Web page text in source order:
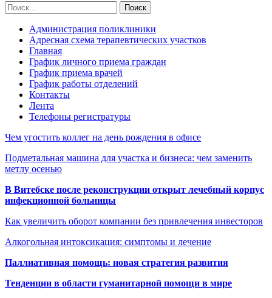
Администрация поликлиники
Адресная схема терапевтических участков
Главная
График личного приема граждан
График приема врачей
График работы отделений
Контакты
Лента
Телефоны регистратуры
Чем угостить коллег на день рождения в офисе
Подметальная машина для участка и бизнеса: чем заменить
метлу осенью
В Витебске после реконструкции открыт лечебный корпус
инфекционной больницы
Как увеличить оборот компании без привлечения инвесторов
Алкогольная интоксикация: симптомы и лечение
Паллиативная помощь: новая стратегия развития
Тенденции в области гуманитарной помощи в мире